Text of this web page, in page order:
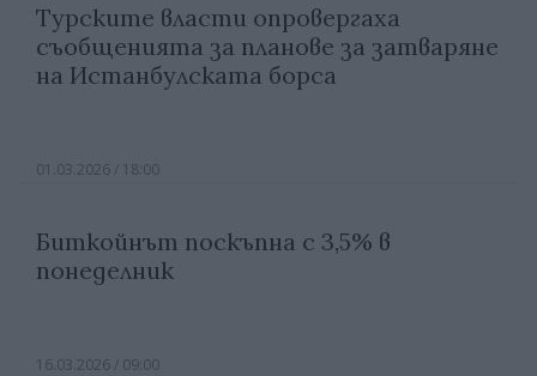
Турските власти опровергаха
съобщенията за планове за затваряне
на Истанбулската борса
01.03.2026 / 18:00
Биткойнът поскъпна с 3,5% в
понеделник
16.03.2026 / 09:00